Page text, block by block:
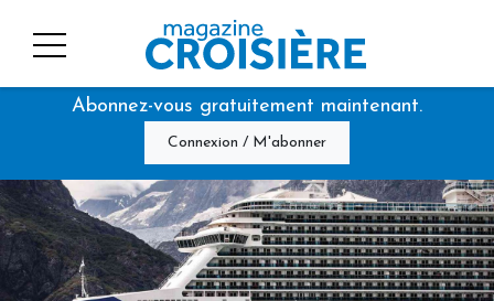
Abonnez-vous gratuitement maintenant.
Connexion / M'abonner